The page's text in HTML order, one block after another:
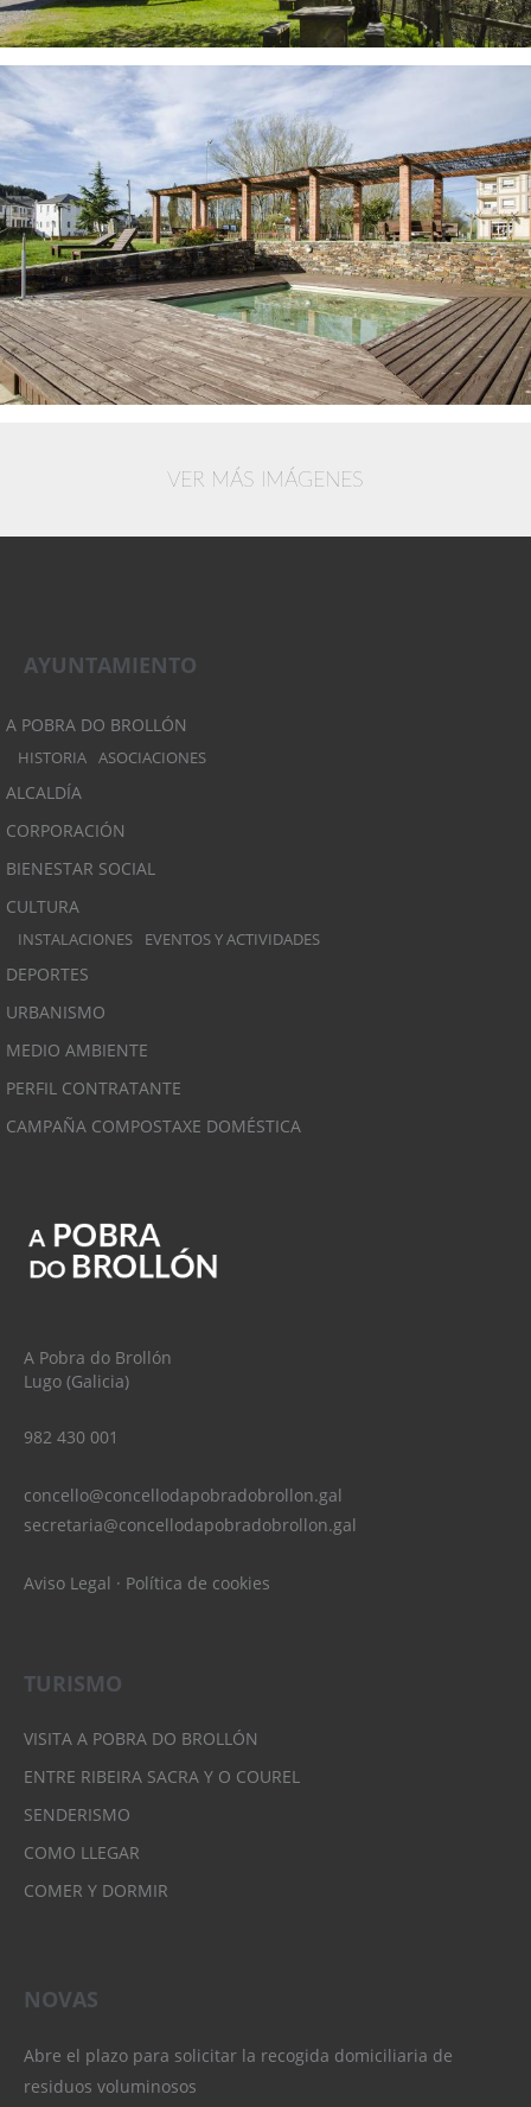
VER MÁS IMÁGENES
AYUNTAMIENTO
A POBRA DO BROLLÓN
HISTORIA ASOCIACIONES
ALCALDÍA
CORPORACIÓN
BIENESTAR SOCIAL
CULTURA
INSTALACIONES EVENTOS Y ACTIVIDADES
DEPORTES
URBANISMO
MEDIO AMBIENTE
PERFIL CONTRATANTE
CAMPAÑA COMPOSTAXE DOMÉSTICA
A Pobra do Brollón
Lugo (Galicia)
982 430 001
concello@concellodapobradobrollon.gal
secretaria@concellodapobradobrollon.gal
Aviso Legal · Política de cookies
TURISMO
VISITA A POBRA DO BROLLÓN
ENTRE RIBEIRA SACRA Y O COUREL
SENDERISMO
COMO LLEGAR
COMER Y DORMIR
NOVAS
Abre el plazo para solicitar la recogida domiciliaria de
residuos voluminosos